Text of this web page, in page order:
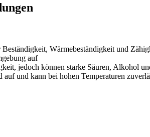
Wärmebeständigkeit und
auf
jedoch können starke Säuren, Alkohol
und kann bei hohen Temperaturen